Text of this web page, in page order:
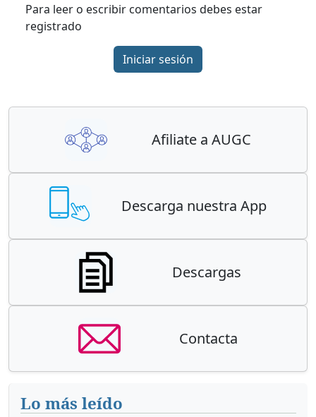
Para leer o escribir comentarios debes estar
registrado
Iniciar sesión
Afiliate a AUGC
Descarga nuestra App
Descargas
Contacta
Lo más leído